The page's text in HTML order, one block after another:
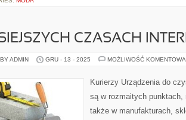
CZASACH
ADMIN GRU - 13 - 2025 MOŻLIWOŚĆ
Kurierzy Urządzenia do
są w rozmaitych
także w manufakturach,